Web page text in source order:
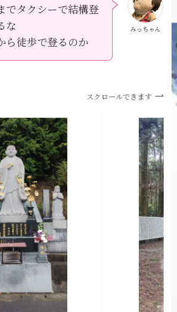
みっちゃん
でタクシーで結構登
な
ら徒歩で登るのか
スクロールできます